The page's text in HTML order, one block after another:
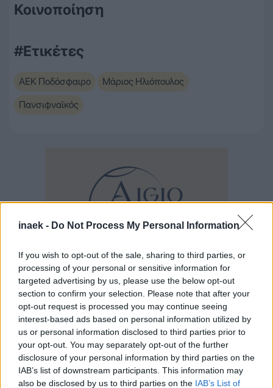
inaek - Do Not Process My Personal Information
If you wish to opt-out of the sale, sharing to third parties, or
processing of your personal or sensitive information for
targeted advertising by us, please use the below opt-out
section to confirm your selection. Please note that after your
opt-out request is processed you may continue seeing
interest-based ads based on personal information utilized by
us or personal information disclosed to third parties prior to
your opt-out. You may separately opt-out of the further
disclosure of your personal information by third parties on the
IAB’s list of downstream participants. This information may
also be disclosed by us to third parties on the IAB’s List of
Κοινοποίηση
#Ετικέτες
ΑΕΚ Ποδόσφαιρο
Μάριος Ηλιόπουλος
Πανσιφναϊκός
Ροή Ειδήσεων